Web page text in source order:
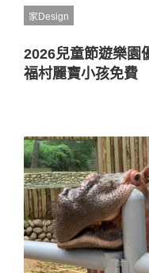
家Design
2026兒童節遊樂
福村麗寶小孩免費